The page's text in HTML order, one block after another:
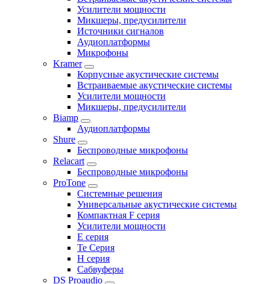
Усилители мощности
Микшеры, предусилители
Источники сигналов
Аудиоплатформы
Микрофоны
Kramer
Корпусные акустические системы
Встраиваемые акустические системы
Усилители мощности
Микшеры, предусилители
Biamp
Аудиоплатформы
Shure
Беспроводные микрофоны
Relacart
Беспроводные микрофоны
ProTone
Системные решения
Универсальные акустические системы
Компактная F серия
Усилители мощности
E серия
Te Серия
H серия
Сабвуферы
DS Proaudio